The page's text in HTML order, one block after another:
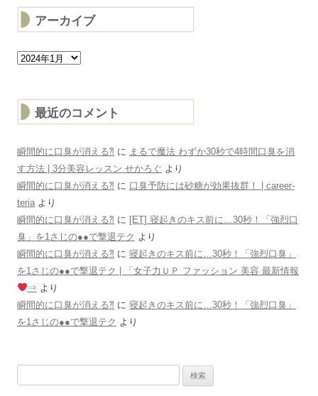
アーカイブ
ア
ー
最近のコメント
瞬間的に口臭が消える⁈ に まるで魔法 わずか30秒で4時間口臭を消
す方法 | 3分美容レッスン せかろぐ より
瞬間的に口臭が消える⁈ に 口臭予防には砂糖が効果抜群！ | career-
teria より
瞬間的に口臭が消える⁈ に [ET] 寝起きのキス前に…30秒！「強烈口
臭」を1さじの●●で撃退テク より
瞬間的に口臭が消える⁈ に 寝起きのキス前に…30秒！「強烈口臭」
を1さじの●●で撃退テク | 「女子力ＵＰ ファッション 美容 最新情報
⇒ より
瞬間的に口臭が消える⁈ に 寝起きのキス前に…30秒！「強烈口臭」
を1さじの●●で撃退テク より
索: